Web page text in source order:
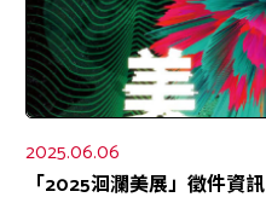
2025.06.06
「2025洄瀾美展」徵件資訊